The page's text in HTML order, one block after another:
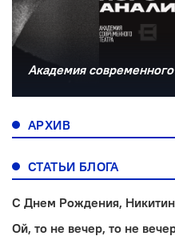
Академия современного
АРХИВ
СТАТЬИ БЛОГА
С Днем Рождения,
Ой, то не вечер, то не